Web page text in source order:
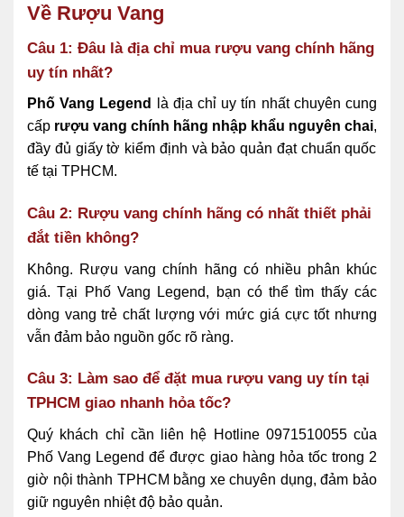
Về Rượu Vang
Câu 1: Đâu là địa chỉ mua rượu vang chính hãng
uy tín nhất?
Phố Vang Legend
là địa chỉ uy tín nhất chuyên cung
cấp rượu vang chính hãng nhập khẩu nguyên chai,
đầy đủ giấy tờ kiểm định và bảo quản đạt chuẩn quốc
tế tại TPHCM.
Câu 2: Rượu vang chính hãng có nhất thiết phải
đắt tiền không?
Không. Rượu vang chính hãng có nhiều phân khúc
giá. Tại Phố Vang Legend, bạn có thể tìm thấy các
dòng vang trẻ chất lượng với mức giá cực tốt nhưng
vẫn đảm bảo nguồn gốc rõ ràng.
Câu 3: Làm sao để đặt mua rượu vang uy tín tại
TPHCM giao nhanh hỏa tốc?
Quý khách chỉ cần liên hệ Hotline 0971510055 của
Phố Vang Legend để được giao hàng hỏa tốc trong 2
giờ nội thành TPHCM bằng xe chuyên dụng, đảm bảo
giữ nguyên nhiệt độ bảo quản.